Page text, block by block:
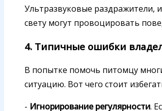
Ультразвуковые раздражители,
свету могут провоцировать
4. Типичные ошибки
В попытке помочь питомцу
ситуацию. Вот чего стоит
- Игнорирование регулярности.